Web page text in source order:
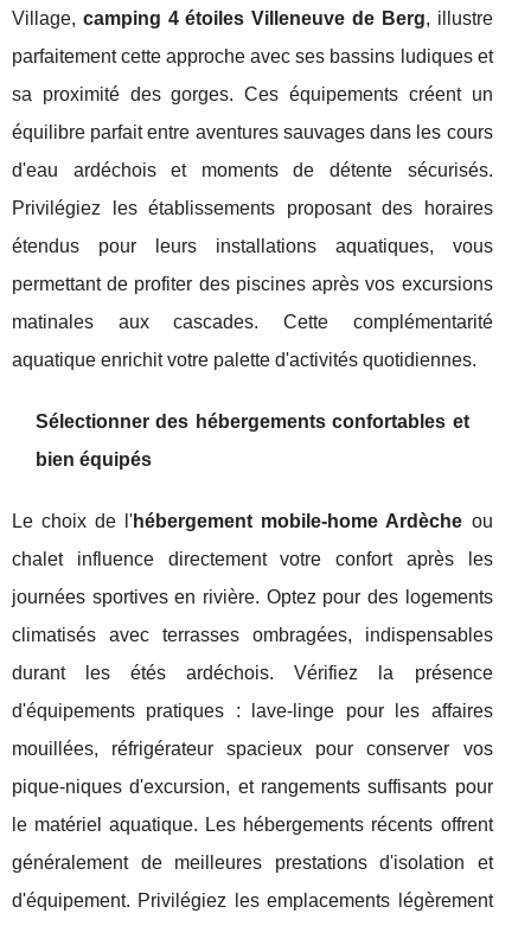
Village, camping 4 étoiles Villeneuve de Berg, illustre
parfaitement cette approche avec ses bassins ludiques et
sa proximité des gorges. Ces équipements créent un
équilibre parfait entre aventures sauvages dans les cours
d'eau ardéchois et moments de détente sécurisés.
Privilégiez les établissements proposant des horaires
étendus pour leurs installations aquatiques, vous
permettant de profiter des piscines après vos excursions
matinales aux cascades. Cette complémentarité
aquatique enrichit votre palette d'activités quotidiennes.
Sélectionner des hébergements confortables et
bien équipés
Le choix de l'hébergement mobile-home Ardèche ou
chalet influence directement votre confort après les
journées sportives en rivière. Optez pour des logements
climatisés avec terrasses ombragées, indispensables
durant les étés ardéchois. Vérifiez la présence
d'équipements pratiques : lave-linge pour les affaires
mouillées, réfrigérateur spacieux pour conserver vos
pique-niques d'excursion, et rangements suffisants pour
le matériel aquatique. Les hébergements récents offrent
généralement de meilleures prestations d'isolation et
d'équipement. Privilégiez les emplacements légèrement